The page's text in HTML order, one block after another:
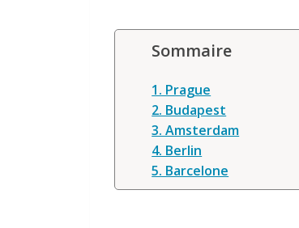
Sommaire
1. Prague
2. Budapest
3. Amsterdam
4. Berlin
5. Barcelone